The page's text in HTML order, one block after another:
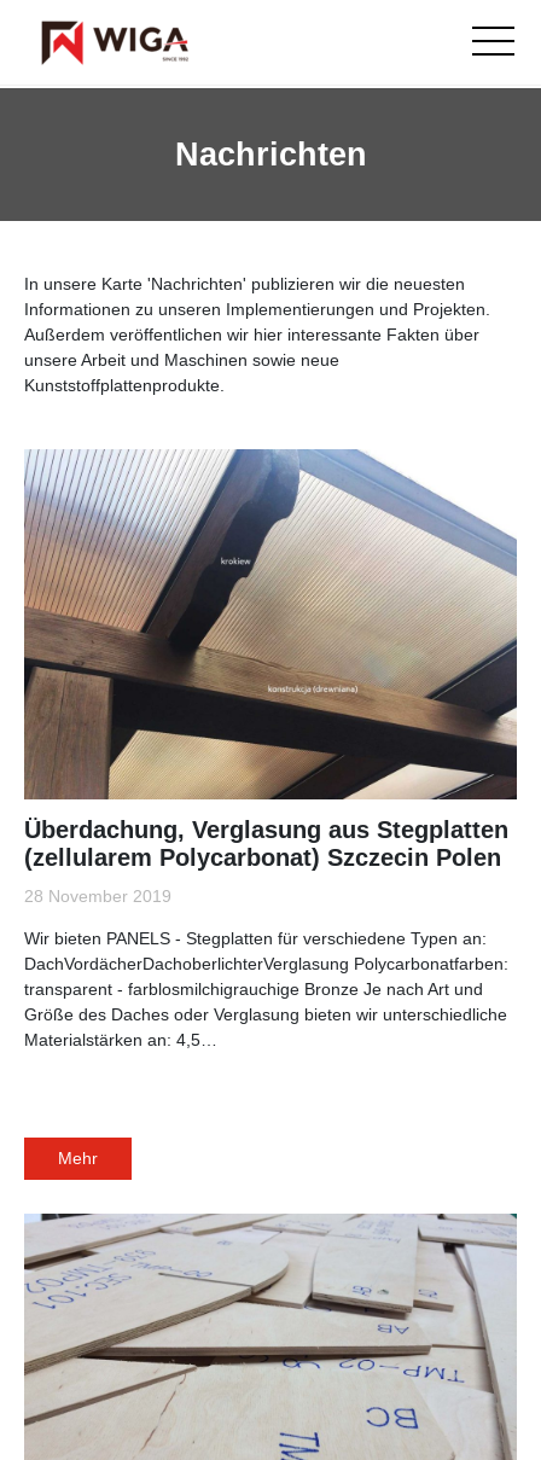
Nachrichten
In unsere Karte 'Nachrichten' publizieren wir die neuesten
Informationen zu unseren Implementierungen und Projekten.
Außerdem veröffentlichen wir hier interessante Fakten über
unsere Arbeit und Maschinen sowie neue
Kunststoffplattenprodukte.
Überdachung, Verglasung aus Stegplatten
(zellularem Polycarbonat) Szczecin Polen
28 November 2019
Wir bieten PANELS - Stegplatten für verschiedene Typen an:
DachVordächerDachoberlichterVerglasung Polycarbonatfarben:
transparent - farblosmilchigrauchige Bronze Je nach Art und
Größe des Daches oder Verglasung bieten wir unterschiedliche
Materialstärken an: 4,5…
Mehr